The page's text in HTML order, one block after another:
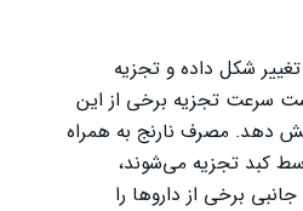
شکل داده و تجزیه
سرعت تجزیه برخی از این
دهد. مصرف نارنج به همراه
کبد تجزیه می‌شوند،
برخی از داروها را